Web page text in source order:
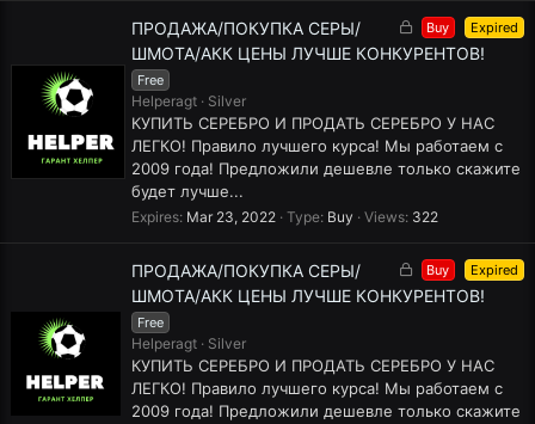
L
o
e
Buy Expired
ПРОДАЖА/ПОКУПКА СЕРЫ/
ШМОТА/АКК ЦЕНЫ ЛУЧШЕ КОНКУРЕНТОВ!
Free
Helperagt Silver
КУПИТЬ СЕРЕБРО И ПРОДАТЬ СЕРЕБРО У НАС
ЛЕГКО! Правило лучшего курса! Мы работаем с
2009 года! Предложили дешевле только скажите
будет лучше...
Expires Mar 23, 2022 Type Buy Views 322
L
o
e
Buy Expired
ПРОДАЖА/ПОКУПКА СЕРЫ/
ШМОТА/АКК ЦЕНЫ ЛУЧШЕ КОНКУРЕНТОВ!
Free
Helperagt Silver
КУПИТЬ СЕРЕБРО И ПРОДАТЬ СЕРЕБРО У НАС
ЛЕГКО! Правило лучшего курса! Мы работаем с
2009 года! Предложили дешевле только скажите